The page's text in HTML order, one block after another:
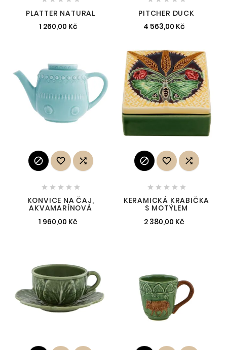
PLATTER NATURAL
1 260,00 Kč
PITCHER DUCK
4 563,00 Kč
  
    
KONVICE NA ČAJ,
AKVAMARÍNOVÁ
1 960,00 Kč
  
    
KERAMICKÁ KRABIČKA
S MOTÝLEM
2 380,00 Kč